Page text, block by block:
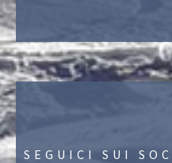
SEGUICI SUI